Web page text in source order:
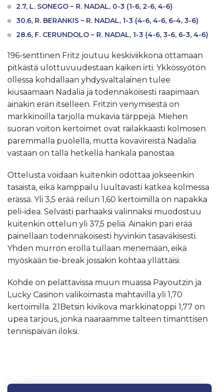
2.7, L. SONEGO – R. NADAL, 0-3 (1-6, 2-6, 4-6)
30.6, R. BERANKIS – R. NADAL, 1-3 (4-6, 4-6, 6-4, 3-6)
28.6, F. CERUNDOLO – R. NADAL, 1-3 (4-6, 3-6, 6-3, 4-6)
196-senttinen Fritz joutuu keskiviikkona ottamaan
pitkästä ulottuvuudestaan kaiken irti. Ykkössyötön
ollessa kohdallaan yhdysvaltalainen tulee
kiusaamaan Nadalia ja todennäköisesti raapimaan
ainakin erän itselleen. Fritzin venymisestä on
markkinoilla tarjolla mukavia tärppejä. Miehen
suoran voiton kertoimet ovat railakkaasti kolmosen
paremmalla puolella, mutta kovavireistä Nadalia
vastaan on tällä hetkellä hankala panostaa.
Ottelusta voidaan kuitenkin odottaa jokseenkin
tasaista, eikä kamppailu luultavasti katkea kolmessa
erässä. Yli 3,5 erää reilun 1,60 kertoimilla on napakka
peli-idea. Selvästi parhaaksi valinnaksi muodostuu
kuitenkin ottelun yli 37,5 peliä. Ainakin pari erää
painellaan todennäköisesti hyvinkin tasaväkisesti.
Yhden murron erolla tullaan menemään, eikä
myöskään tie-break jossakin kohtaa yllättäisi.
Kohde on pelattavissa muun muassa Payoutzin ja
Lucky Casinon valikoimasta mahtavilla yli 1,70
kertoimilla. 21Betsin kivikova markkinatoppi 1,77 on
upea tarjous, jonka naaraamme talteen timanttisen
tennispäivän iloksi.